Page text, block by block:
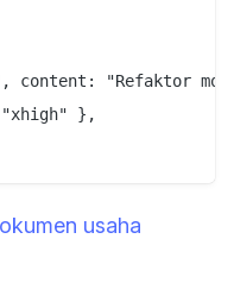
content: "Refaktor
},
usaha